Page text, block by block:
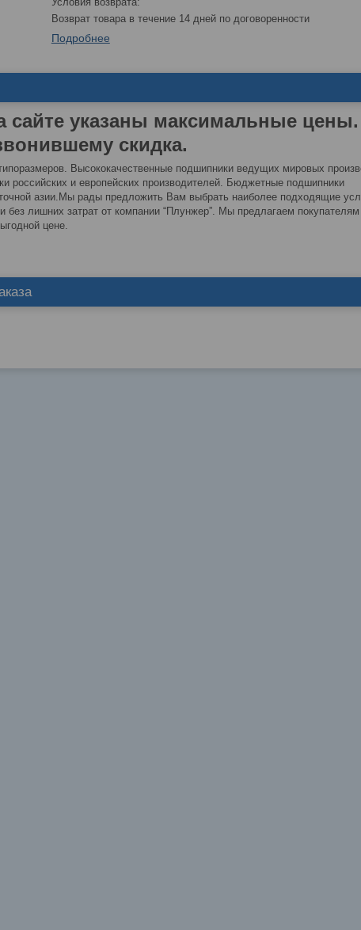
возврат товара в течение 14 дней по договоренности
Подробнее
указаны максимальные цены.
скидка.
Высококачественные подшипники ведущих мировых
российских и европейских производителей. Бюджетные подшипники
азии.Мы рады предложить Вам выбрать наиболее подходящие
без лишних затрат от компании “Плунжер”. Мы предлагаем покупателям
цене.